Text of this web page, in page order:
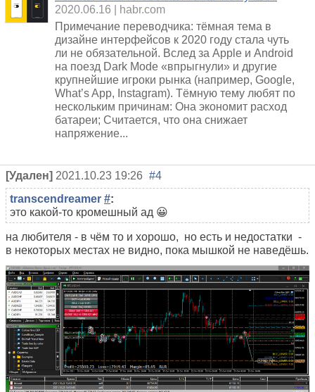
2020.06.16
habr.com
Примечание переводчика: тёмная тема в
дизайне интерфейсов к 2020 году стала чуть
ли не обязательной. Вслед за Apple и Android
на поезд Dark Mode «впрыгнули» и другие
крупнейшие игроки рынка (например, Google,
What’s App, Instagram). Тёмную тему любят по
нескольким причинам: Она экономит расход
батареи; Считается, что она снижает
напряжение...
[Удален] 2021.10.23 19:26 #4
transcendreamer #:
это какой-то кромешный ад 😀
на любителя - в чём то и хорошо, но есть и недостатки -
в некоторых местах не видно, пока мышкой не наведёшь.